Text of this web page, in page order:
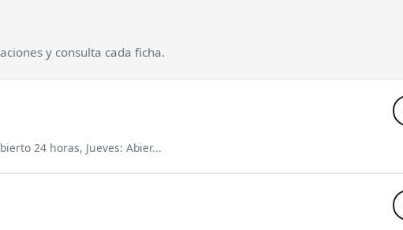
y consulta cada ficha.
24 horas, Jueves: Abier...